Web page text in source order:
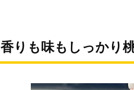
香りも味もしっかり